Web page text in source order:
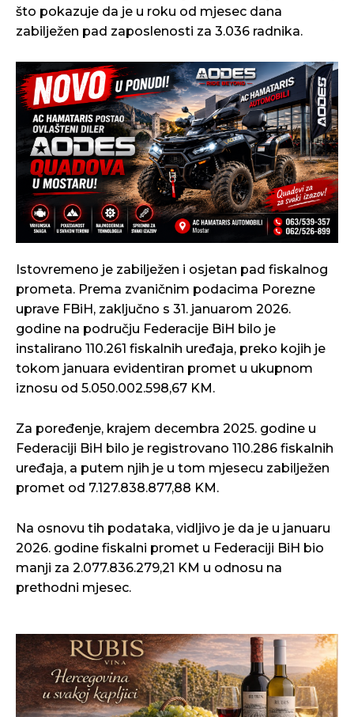
što pokazuje da je u roku od mjesec dana
zabilježen pad zaposlenosti za 3.036 radnika.
Istovremeno je zabilježen i osjetan pad fiskalnog
prometa. Prema zvaničnim podacima Porezne
uprave FBiH, zaključno s 31. januarom 2026.
godine na području Federacije BiH bilo je
instalirano 110.261 fiskalnih uređaja, preko kojih je
tokom januara evidentiran promet u ukupnom
iznosu od 5.050.002.598,67 KM.
Za poređenje, krajem decembra 2025. godine u
Federaciji BiH bilo je registrovano 110.286 fiskalnih
uređaja, a putem njih je u tom mjesecu zabilježen
promet od 7.127.838.877,88 KM.
Na osnovu tih podataka, vidljivo je da je u januaru
2026. godine fiskalni promet u Federaciji BiH bio
manji za 2.077.836.279,21 KM u odnosu na
prethodni mjesec.